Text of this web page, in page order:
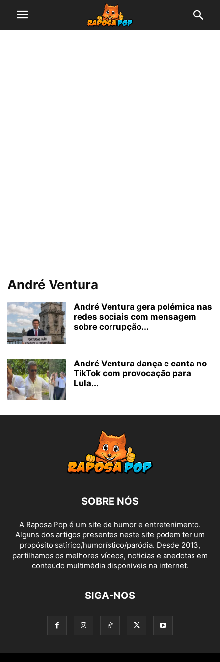
André Ventura
André Ventura gera polémica nas
redes sociais com mensagem
sobre corrupção...
André Ventura dança e canta no
TikTok com provocação para
Lula...
SOBRE NÓS
A Raposa Pop é um site de humor e entretenimento.
Alguns dos artigos presentes neste site podem ter um
propósito satírico/humorístico/paródia. Desde 2013,
partilhamos os melhores vídeos, noticias e anedotas em
conteúdo multimédia disponíveis na internet.
SIGA-NOS